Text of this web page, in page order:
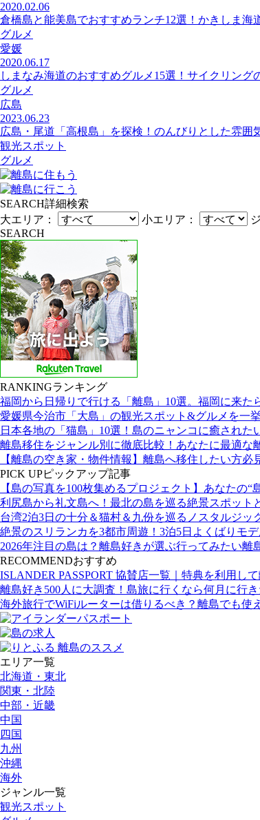
2020.02.06
倉橋島と能美島でおすすめランチ12選！かきしま海
グルメ
愛媛
2020.06.17
しまなみ海道のおすすめグルメ15選！サイクリング
グルメ
広島
2023.06.23
広島・尾道「高根島」を探検！のんびりとした雰囲
観光スポット
グルメ
SEARCH詳細検索
大エリア：
小エリア：
SEARCH
RANKINGランキング
福岡から日帰りで行ける「離島」10選。福岡に来た
愛媛県今治市「大島」の観光スポット&グルメを一
日本各地の「猫島」10選！島のニャンコに癒された
離島移住をジャンル別に徹底比較！あなたに最適な
【離島の空き家・物件情報】離島へ移住したい方必
PICK UPピックアップ記事
【島の写真を100枚集めるプロジェクト】あなたの“
利尻島から礼文島へ！最北の島を巡る絶景スポット
台湾2泊3日の十分＆猫村＆九份を巡るノスタルジッ
絶景のスリランカを3都市周遊！3泊5日よくばりモ
2026年注目の島は？離島好きが選ぶ行ってみたい離
RECOMMENDおすすめ
ISLANDER PASSPORT 協賛店一覧｜特典を利用し
離島好き500人に大調査！島旅に行くなら何月に行
海外旅行でWiFiルーターは借りるべき？離島でも使
エリア一覧
北海道・東北
関東・北陸
中部・近畿
中国
四国
九州
沖縄
海外
ジャンル一覧
観光スポット